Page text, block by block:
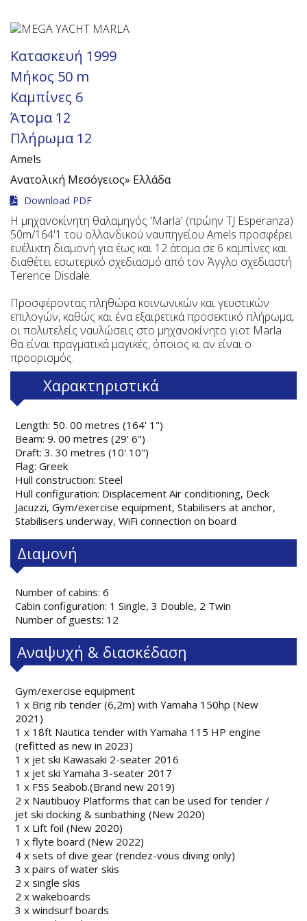
Κατασκευή 1999
Μήκος 50 m
Καμπίνες 6
Άτομα12
Πλήρωμα12
Amels
Ανατολική Μεσόγειος» Ελλάδα
Download PDF
Η μηχανοκίνητη θαλαμηγός 'Marla' (πρώην TJ Esperanza)
50m/164'1 του ολλανδικού ναυπηγείου Amels προσφέρει
ευέλικτη διαμονή για έως και 12 άτομα σε 6 καμπίνες και
διαθέτει εσωτερικό σχεδιασμό από τον Άγγλο σχεδιαστή
Terence Disdale.
Προσφέροντας πληθώρα κοινωνικών και γευστικών
επιλογών, καθώς και ένα εξαιρετικά προσεκτικό πλήρωμα,
οι πολυτελείς ναυλώσεις στο μηχανοκίνητο γιοτ Marla
θα είναι πραγματικά μαγικές, όποιος κι αν είναι ο
προορισμός.
Χαρακτηριστικά
Length: 50. 00 metres (164' 1")
Beam: 9. 00 metres (29' 6")
Draft: 3. 30 metres (10' 10")
Flag: Greek
Hull construction: Steel
Hull configuration: Displacement Air conditioning, Deck
Jacuzzi, Gym/exercise equipment, Stabilisers at anchor,
Stabilisers underway, WiFi connection on board
Διαμονή
Number of cabins: 6
Cabin configuration: 1 Single, 3 Double, 2 Twin
Number of guests: 12
Αναψυχή & διασκέδαση
Gym/exercise equipment
1 x Brig rib tender (6,2m) with Yamaha 150hp (New
2021)
1 x 18ft Nautica tender with Yamaha 115 HP engine
(refitted as new in 2023)
1 x jet ski Kawasaki 2-seater 2016
1 x jet ski Yamaha 3-seater 2017
1 x F5S Seabob.(Brand new 2019)
2 x Nautibuoy Platforms that can be used for tender /
jet ski docking & sunbathing (New 2020)
1 x Lift foil (New 2020)
1 x flyte board (New 2022)
4 x sets of dive gear (rendez-vous diving only)
3 x pairs of water skis
2 x single skis
2 x wakeboards
3 x windsurf boards